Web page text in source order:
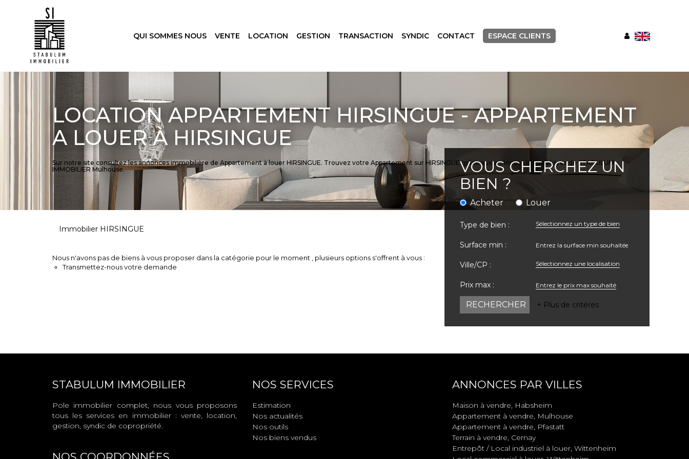
QUI SOMMES NOUS VENTE LOCATION GESTION TRANSACTION SYNDIC CONTACT ESPACE CLIENTS
LOCATION APPARTEMENT HIRSINGUE - APPARTEMENT
A LOUER À HIRSINGUE
Sur notre site consultez les annonces immobilière de Appartement à louer HIRSINGUE. Trouvez votre Appartement sur HIRSINGUE grâce aux annonces immobilières de STABULUM
IMMOBILIER Mulhouse.
VOUS CHERCHEZ UN
BIEN ?
Acheter Louer
Type de bien : Sélectionnez un type de bien
Surface min :
Ville/CP : Sélectionnez une localisation
Prix max :
+ Plus de critères
Immobilier HIRSINGUE
Nous n'avons pas de biens à vous proposer dans la catégorie pour le moment , plusieurs options s'offrent à vous :
Transmettez-nous votre demande
STABULUM IMMOBILIER
Pole immobilier complet, nous vous proposons
tous les services en immobilier : vente, location,
gestion, syndic de copropriété.
NOS SERVICES
Estimation
Nos actualités
Nos outils
Nos biens vendus
ANNONCES PAR VILLES
Maison à vendre, Habsheim
Appartement à vendre, Mulhouse
Appartement à vendre, Pfastatt
Terrain à vendre, Cernay
Entrepôt / Local industriel à louer, Wittenheim